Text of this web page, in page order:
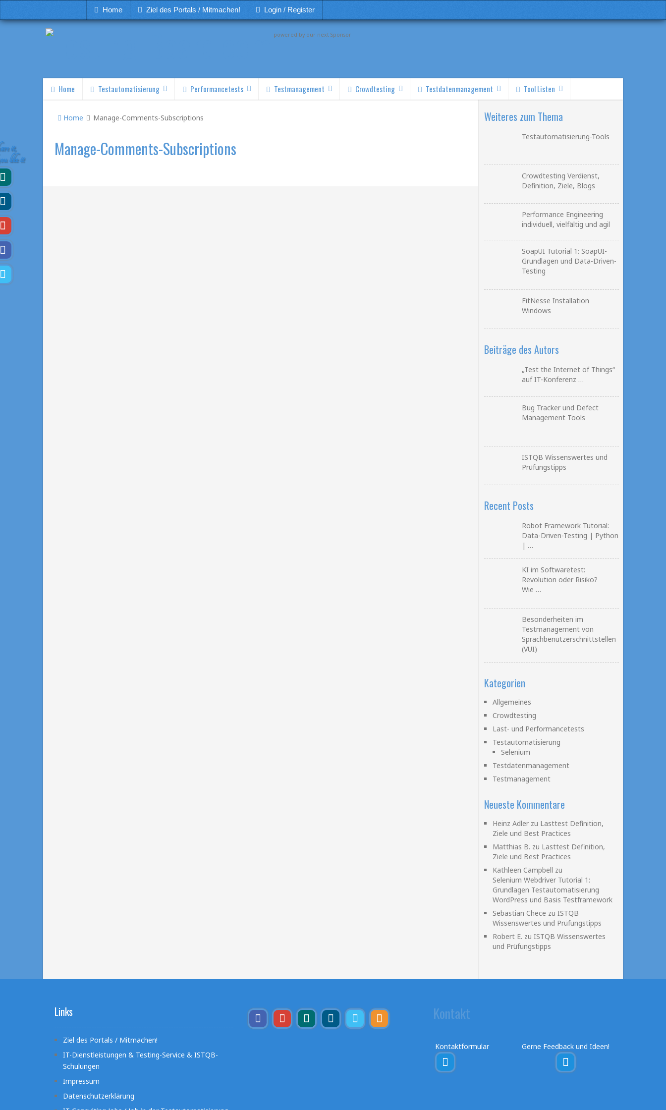
Home Ziel des Portals / Mitmachen! Login / Register
powered by our next Sponsor
Home Testautomatisierung Performancetests Testmanagement Crowdtesting Testdatenmanagement Tool Listen
Home Manage-Comments-Subscriptions
Manage-Comments-Subscriptions
it,
like it
Weiteres zum Thema
Testautomatisierung-Tools
Crowdtesting Verdienst,
Definition, Ziele, Blogs
Performance Engineering
individuell, vielfältig und agil
SoapUI Tutorial 1: SoapUI-
Grundlagen und Data-Driven-
Testing
FitNesse Installation
Windows
Beiträge des Autors
„Test the Internet of Things“
auf IT-Konferenz …
Bug Tracker und Defect
Management Tools
ISTQB Wissenswertes und
Prüfungstipps
Recent Posts
Robot Framework Tutorial:
Data-Driven-Testing | Python
| …
KI im Softwaretest:
Revolution oder Risiko?
Wie …
Besonderheiten im
Testmanagement von
Sprachbenutzerschnittstellen
(VUI)
Kategorien
Allgemeines
Crowdtesting
Last- und Performancetests
Testautomatisierung
Selenium
Testdatenmanagement
Testmanagement
Neueste Kommentare
Heinz Adler zu Lasttest Definition,
Ziele und Best Practices
Matthias B. zu Lasttest Definition,
Ziele und Best Practices
Kathleen Campbell zu
Selenium Webdriver Tutorial 1:
Grundlagen Testautomatisierung
WordPress und Basis Testframework
Sebastian Chece zuISTQB
Wissenswertes und Prüfungstipps
Robert E. zuISTQB Wissenswertes
und Prüfungstipps
Links
Ziel des Portals / Mitmachen!
IT-Dienstleistungen & Testing-Service & ISTQB-
Schulungen
Impressum
Datenschutzerklärung
Kontakt
Kontaktformular Gerne Feedback und Ideen!